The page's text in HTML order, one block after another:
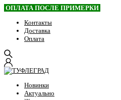
ОПЛАТА ПОСЛЕ ПРИМЕРКИ
Контакты
Доставка
Оплата
Новинки
Актуально